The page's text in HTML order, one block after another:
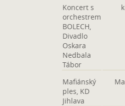
Koncert s
orchestrem
BOLECH,
Divadlo
Oskara
Nedbala
Tábor
Mafiánský
ples, KD
Jihlava